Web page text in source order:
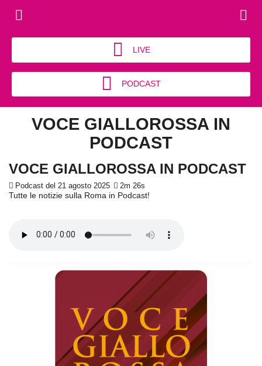
LIVE
PODCAST
VOCE GIALLOROSSA IN
PODCAST
VOCE GIALLOROSSA IN PODCAST
Podcast del 21 agosto 2025 2m 26s
Tutte le notizie sulla Roma in Podcast!